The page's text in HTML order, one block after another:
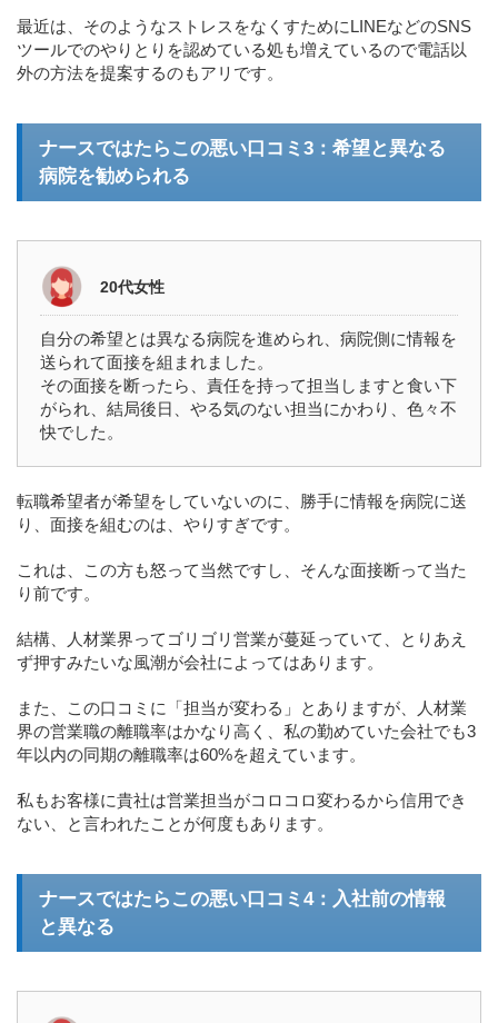
最近は、そのようなストレスをなくすためにLINEなどのSNS
ツールでのやりとりを認めている処も増えているので電話以
外の方法を提案するのもアリです。
ナースではたらこの悪い口コミ3：希望と異なる
病院を勧められる
20代女性
自分の希望とは異なる病院を進められ、病院側に情報を
送られて面接を組まれました。
その面接を断ったら、責任を持って担当しますと食い下
がられ、結局後日、やる気のない担当にかわり、色々不
快でした。
転職希望者が希望をしていないのに、勝手に情報を病院に送
り、面接を組むのは、やりすぎです。
これは、この方も怒って当然ですし、そんな面接断って当た
り前です。
結構、人材業界ってゴリゴリ営業が蔓延っていて、とりあえ
ず押すみたいな風潮が会社によってはあります。
また、この口コミに「担当が変わる」とありますが、人材業
界の営業職の離職率はかなり高く、私の勤めていた会社でも3
年以内の同期の離職率は60%を超えています。
私もお客様に貴社は営業担当がコロコロ変わるから信用でき
ない、と言われたことが何度もあります。
ナースではたらこの悪い口コミ4：入社前の情報
と異なる